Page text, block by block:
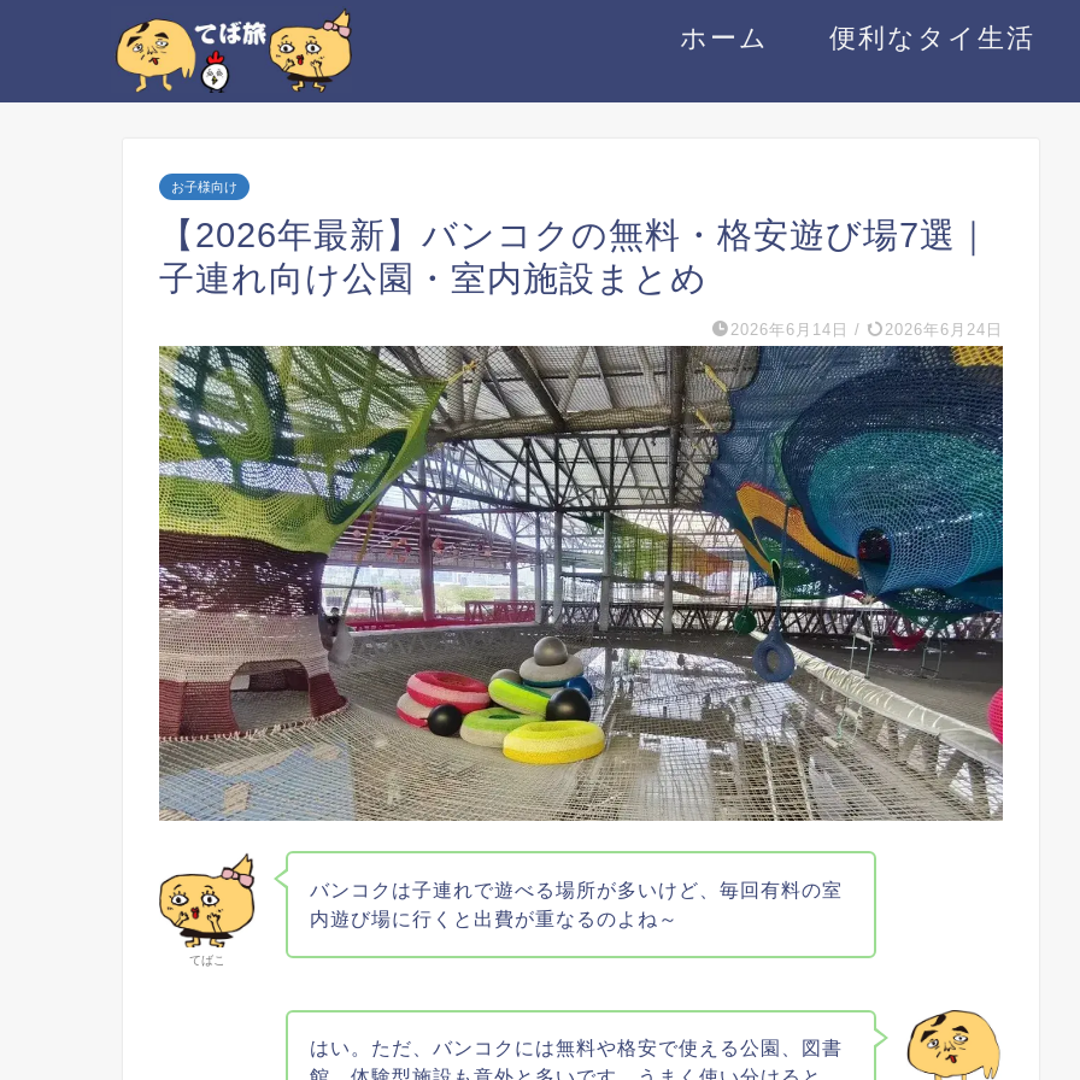
ホーム 便利なタイ生活
お子様向け
【2026年最新】バンコクの無料・格安遊び場7選｜
子連れ向け公園・室内施設まとめ
2026年6月14日 / 2026年6月24日
てばこ
バンコクは子連れで遊べる場所が多いけど、毎回有料の室
内遊び場に行くと出費が重なるのよね～
はい。ただ、バンコクには無料や格安で使える公園、図書